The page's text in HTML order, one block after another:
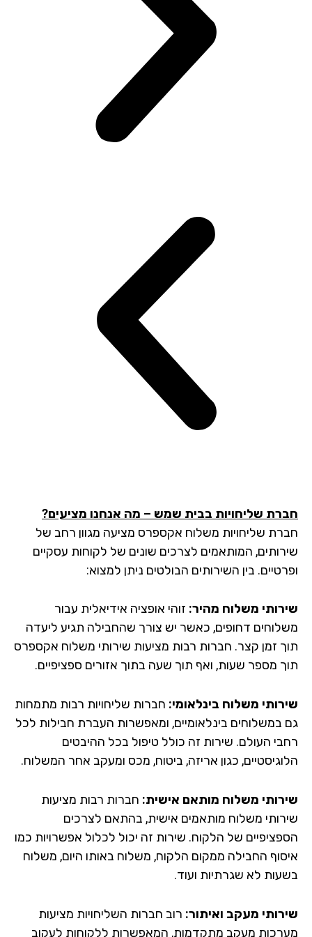
שליחויות בבית שמש – מה אנחנו מציעים?
שליחויות משלוח אקספרס מציעה מגוון רחב של
המותאמים לצרכים שונים של לקוחות עסקיים
בין השירותים הבולטים ניתן למצוא:
משלוח מהיר:זוהי אופציה אידיאלית עבור
דחופים, כאשר יש צורך שהחבילה תגיע ליעדה
זמן קצר. חברות רבות מציעות שירותי משלוח אקספרס
מספר שעות, ואף תוך שעה בתוך אזורים ספציפיים.
משלוח בינלאומי:חברות שליחויות רבות מתמחות
במשלוחים בינלאומיים, ומאפשרות העברת חבילות לכל
העולם. שירות זה כולל טיפול בכל ההיבטים
כגון אריזה, ביטוח, מכס ומעקב אחר המשלוח.
משלוח מותאם אישית:חברות רבות מציעות
משלוח מותאמים אישית, בהתאם לצרכים
של הלקוח. שירות זה יכול לכלול אפשרויות כמו
החבילה ממקום הלקוח, משלוח באותו היום, משלוח
לא שגרתיות ועוד.
מעקב ואיתור:רוב חברות השליחויות מציעות
מעקב מתקדמות, המאפשרות ללקוחות לעקוב